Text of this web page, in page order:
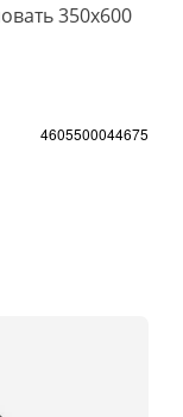
350х600
4605500044675